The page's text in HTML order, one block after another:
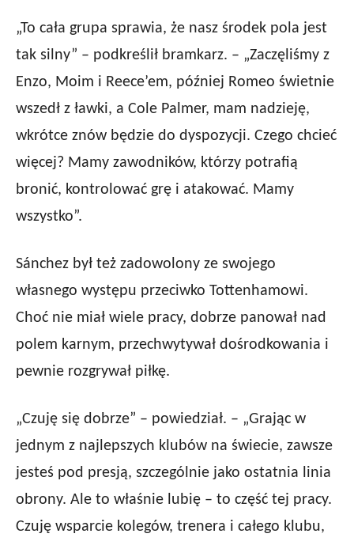
„To cała grupa sprawia, że nasz środek pola jest
tak silny” – podkreślił bramkarz. – „Zaczęliśmy z
Enzo, Moim i Reece’em, później Romeo świetnie
wszedł z ławki, a Cole Palmer, mam nadzieję,
wkrótce znów będzie do dyspozycji. Czego chcieć
więcej? Mamy zawodników, którzy potrafią
bronić, kontrolować grę i atakować. Mamy
wszystko”.
Sánchez był też zadowolony ze swojego
własnego występu przeciwko Tottenhamowi.
Choć nie miał wiele pracy, dobrze panował nad
polem karnym, przechwytywał dośrodkowania i
pewnie rozgrywał piłkę.
„Czuję się dobrze” – powiedział. – „Grając w
jednym z najlepszych klubów na świecie, zawsze
jesteś pod presją, szczególnie jako ostatnia linia
obrony. Ale to właśnie lubię – to część tej pracy.
Czuję wsparcie kolegów, trenera i całego klubu,